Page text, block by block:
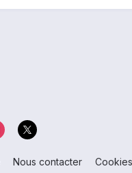
Nous contacter Cookies